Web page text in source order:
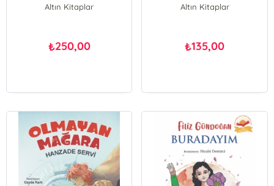
Altın Kitaplar
₺250,00
Altın Kitaplar
₺135,00